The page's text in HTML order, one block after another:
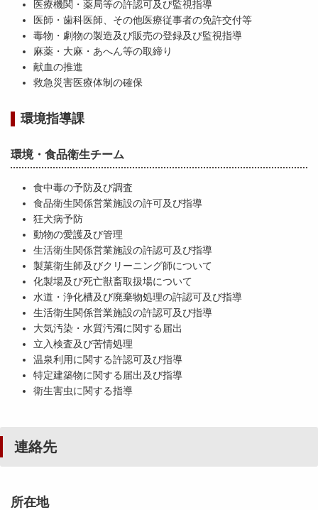
医療機関・薬局等の許認可及び監視指導
医師・歯科医師、その他医療従事者の免許交付等
毒物・劇物の製造及び販売の登録及び監視指導
麻薬・大麻・あへん等の取締り
献血の推進
救急災害医療体制の確保
環境指導課
環境・食品衛生チーム
食中毒の予防及び調査
食品衛生関係営業施設の許可及び指導
狂犬病予防
動物の愛護及び管理
生活衛生関係営業施設の許認可及び指導
製菓衛生師及びクリーニング師について
化製場及び死亡獣畜取扱場について
水道・浄化槽及び廃棄物処理の許認可及び指導
生活衛生関係営業施設の許認可及び指導
大気汚染・水質汚濁に関する届出
立入検査及び苦情処理
温泉利用に関する許認可及び指導
特定建築物に関する届出及び指導
衛生害虫に関する指導
連絡先
所在地